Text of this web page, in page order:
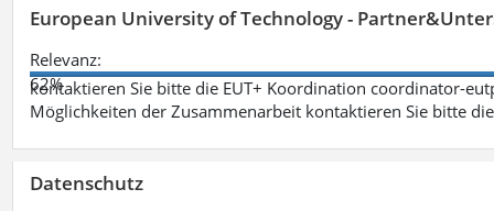
European University of Technology -
Relevanz:
62%
kontaktieren Sie bitte die EUT+ Koordination coordinator-
Möglichkeiten der Zusammenarbeit kontaktieren Sie bitte
Datenschutz